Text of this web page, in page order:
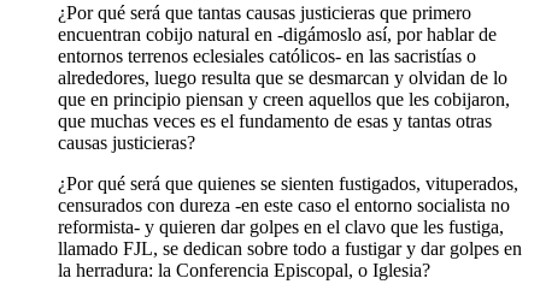
¿Por qué será que tantas causas justicieras que primero
encuentran cobijo natural en -digámoslo así, por hablar de
entornos terrenos eclesiales católicos- en las sacristías o
alrededores, luego resulta que se desmarcan y olvidan de lo
que en principio piensan y creen aquellos que les cobijaron,
que muchas veces es el fundamento de esas y tantas otras
causas justicieras?
¿Por qué será que quienes se sienten fustigados, vituperados,
censurados con dureza -en este caso el entorno socialista no
reformista- y quieren dar golpes en el clavo que les fustiga,
llamado FJL, se dedican sobre todo a fustigar y dar golpes en
la herradura: la Conferencia Episcopal, o Iglesia?